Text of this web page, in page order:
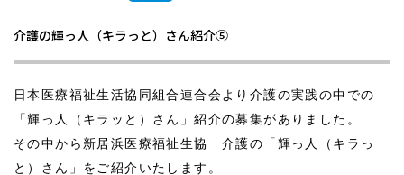
介護の輝っ人（キラっと）さん紹介⑤
日本医療福祉生活協同組合連合会より介護の実践の中での
「輝っ人（キラッと）さん」紹介の募集がありました。
その中から新居浜医療福祉生協 介護の「輝っ人（キラっ
と）さん」をご紹介いたします。